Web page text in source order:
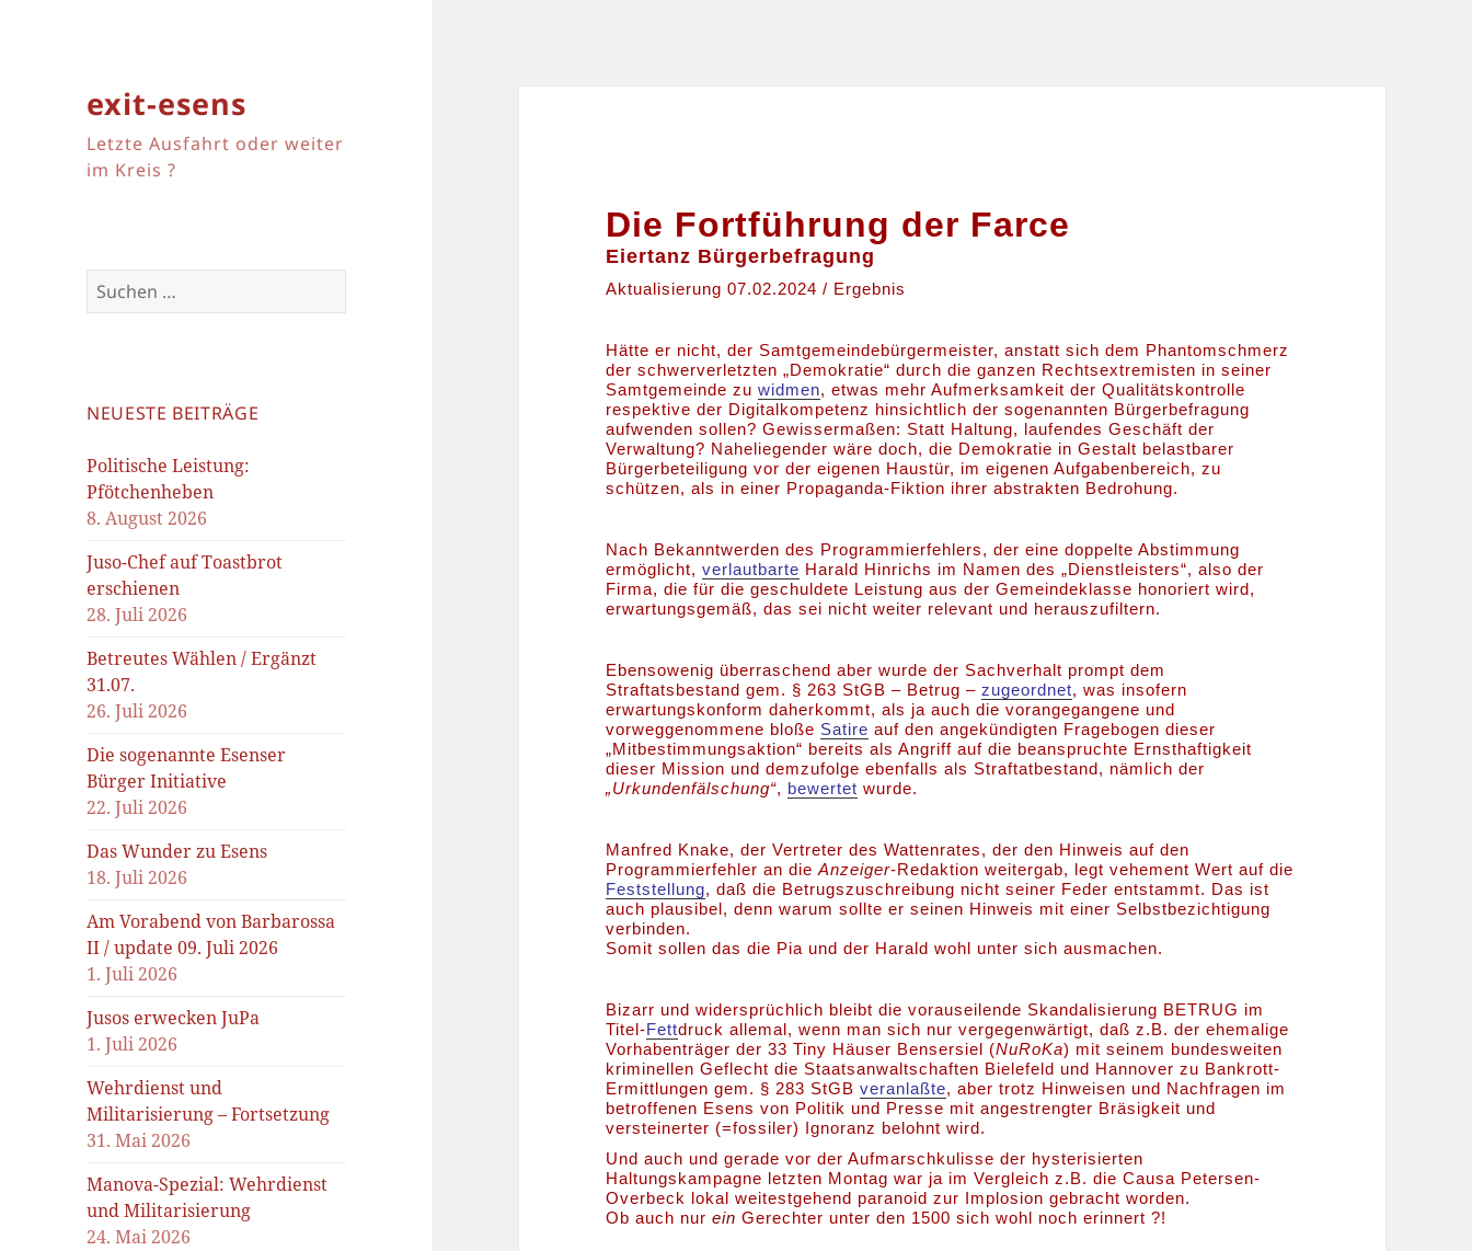
exit-esens
Letzte Ausfahrt oder weiter
im Kreis ?
Suchen
nach:
NEUESTE BEITRÄGE
Politische Leistung:
Pfötchenheben
8. August 2026
Juso-Chef auf Toastbrot
erschienen
28. Juli 2026
Betreutes Wählen / Ergänzt
31.07.
26. Juli 2026
Die sogenannte Esenser
Bürger Initiative
22. Juli 2026
Das Wunder zu Esens
18. Juli 2026
Am Vorabend von Barbarossa
II / update 09. Juli 2026
1. Juli 2026
Jusos erwecken JuPa
1. Juli 2026
Wehrdienst und
Militarisierung – Fortsetzung
31. Mai 2026
Manova-Spezial: Wehrdienst
und Militarisierung
24. Mai 2026
Die Fortführung der Farce
Eiertanz Bürgerbefragung
Aktualisierung 07.02.2024 / Ergebnis
Hätte er nicht, der Samtgemeindebürgermeister, anstatt sich dem Phantomschmerz
der schwerverletzten „Demokratie“ durch die ganzen Rechtsextremisten in seiner
Samtgemeinde zuwidmen, etwas mehr Aufmerksamkeit der Qualitätskontrolle
respektive der Digitalkompetenz hinsichtlich der sogenannten Bürgerbefragung
aufwenden sollen? Gewissermaßen: Statt Haltung, laufendes Geschäft der
Verwaltung? Naheliegender wäre doch, die Demokratie in Gestalt belastbarer
Bürgerbeteiligung vor der eigenen Haustür, im eigenen Aufgabenbereich, zu
schützen, als in einer Propaganda-Fiktion ihrer abstrakten Bedrohung.
Nach Bekanntwerden des Programmierfehlers, der eine doppelte Abstimmung
ermöglicht,verlautbarte Harald Hinrichs im Namen des „Dienstleisters“, also der
Firma, die für die geschuldete Leistung aus der Gemeindeklasse honoriert wird,
erwartungsgemäß, das sei nicht weiter relevant und herauszufiltern.
Ebensowenig überraschend aber wurde der Sachverhalt prompt dem
Straftatsbestand gem. § 263 StGB – Betrug –zugeordnet, was insofern
erwartungskonform daherkommt, als ja auch die vorangegangene und
vorweggenommene bloße Satire auf den angekündigten Fragebogen dieser
„Mitbestimmungsaktion“ bereits als Angriff auf die beanspruchte Ernsthaftigkeit
dieser Mission und demzufolge ebenfalls als Straftatbestand, nämlich der
„Urkundenfälschung“, bewertet wurde.
Manfred Knake, der Vertreter des Wattenrates, der den Hinweis auf den
Programmierfehler an dieAnzeiger-Redaktion weitergab, legt vehement Wert auf die
Feststellung, daß die Betrugszuschreibung nicht seiner Feder entstammt. Das ist
auch plausibel, denn warum sollte er seinen Hinweis mit einer Selbstbezichtigung
verbinden.
Somit sollen das die Pia und der Harald wohl unter sich ausmachen.
Bizarr und widersprüchlich bleibt die vorauseilende Skandalisierung BETRUG im
Titel-Fettdruck allemal, wenn man sich nur vergegenwärtigt, daß z.B. der ehemalige
Vorhabenträger der 33 Tiny Häuser Bensersiel (NuRoKa) mit seinem bundesweiten
kriminellen Geflecht die Staatsanwaltschaften Bielefeld und Hannover zu Bankrott-
Ermittlungen gem. § 283 StGBveranlaßte, aber trotz Hinweisen und Nachfragen im
betroffenen Esens von Politik und Presse mit angestrengter Bräsigkeit und
versteinerter (=fossiler) Ignoranz belohnt wird.
Und auch und gerade vor der Aufmarschkulisse der hysterisierten
Haltungskampagne letzten Montag war ja im Vergleich z.B. die Causa Petersen-
Overbeck lokal weitestgehend paranoid zur Implosion gebracht worden.
Ob auch nurein Gerechter unter den 1500 sich wohl noch erinnert ?!